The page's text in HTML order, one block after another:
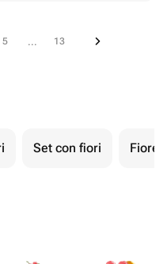
5 ... 13
Set con fiori Fiore